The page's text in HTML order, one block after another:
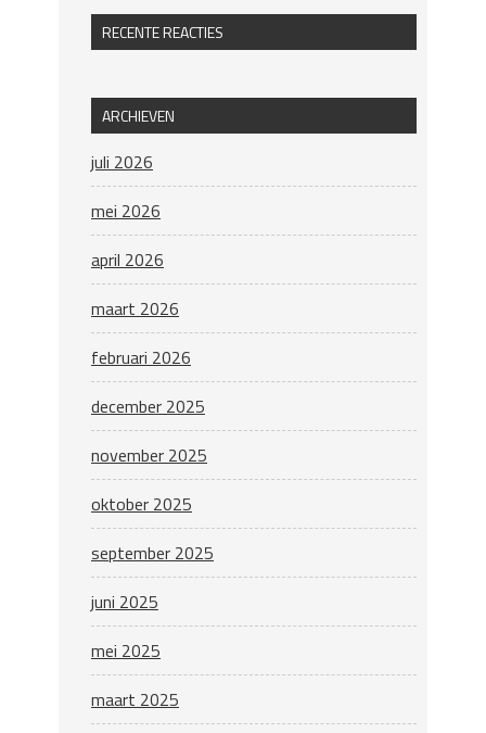
RECENTE REACTIES
ARCHIEVEN
juli 2026
mei 2026
april 2026
maart 2026
februari 2026
december 2025
november 2025
oktober 2025
september 2025
juni 2025
mei 2025
maart 2025